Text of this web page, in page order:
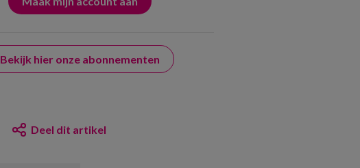
Bekijk hier onze abonnementen
Deel dit artikel